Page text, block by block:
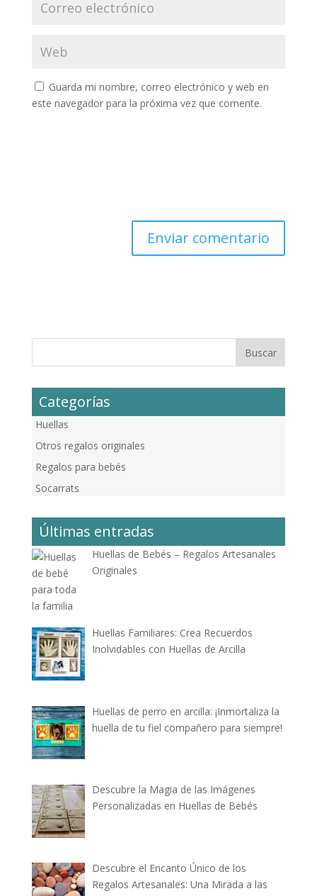
Guarda mi nombre, correo electrónico y web en
este navegador para la próxima vez que comente.
Categorías
Huellas
Otros regalos originales
Regalos para bebés
Socarrats
Últimas entradas
Huellas de Bebés – Regalos Artesanales
Originales
Huellas Familiares: Crea Recuerdos
Inolvidables con Huellas de Arcilla
Huellas de perro en arcilla: ¡Inmortaliza la
huella de tu fiel compañero para siempre!
Descubre la Magia de las Imágenes
Personalizadas en Huellas de Bebés
Descubre el Encanto Único de los
Regalos Artesanales: Una Mirada a las